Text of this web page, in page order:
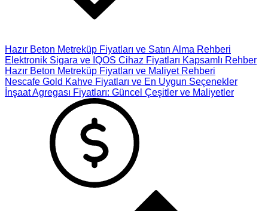
Hazır Beton Metreküp Fiyatları ve Satın Alma Rehberi
Elektronik Sigara ve IQOS Cihaz Fiyatları Kapsamlı Rehber
Hazır Beton Metreküp Fiyatları ve Maliyet Rehberi
Nescafe Gold Kahve Fiyatları ve En Uygun Seçenekler
İnşaat Agregası Fiyatları: Güncel Çeşitler ve Maliyetler